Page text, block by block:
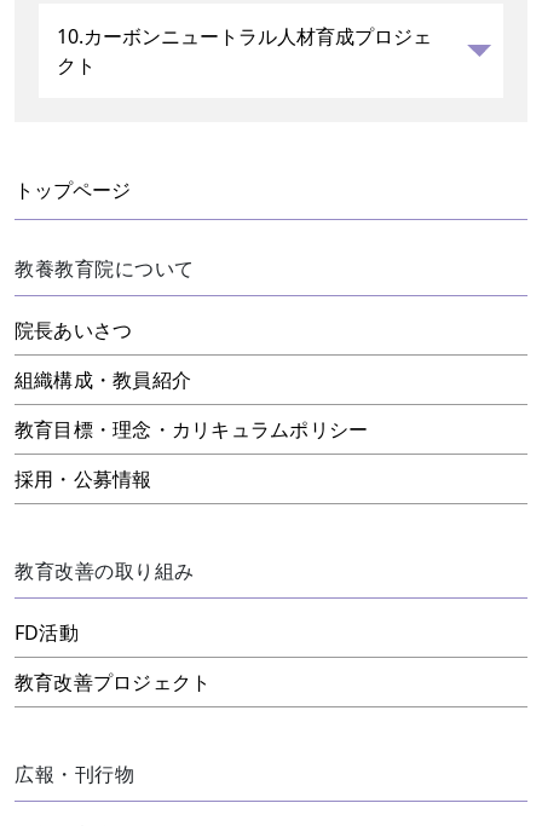
10.カーボンニュートラル人材育成プロジェ
クト
トップページ
教養教育院について
院長あいさつ
組織構成・教員紹介
教育目標・理念・カリキュラムポリシー
採用・公募情報
教育改善の取り組み
FD活動
教育改善プロジェクト
広報・刊行物